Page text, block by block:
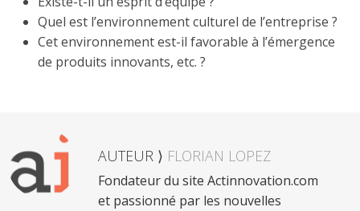
Quel est l’environnement culturel de l’entreprise ?
Cet environnement est-il favorable à l’émergence
de produits innovants, etc. ?
AUTEUR ⟩ FLORIAN LOPEZ
Fondateur du site Actinnovation.com
et passionné par les nouvelles